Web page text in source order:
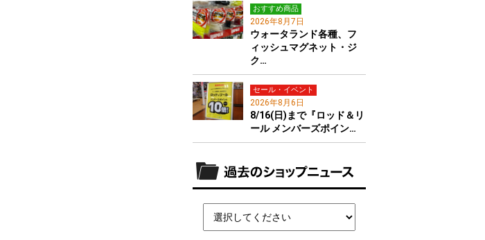
おすすめ商品
2026年8月7日
ウォータランド各種、フ
ィッシュマグネット・ジ
ク…
セール・イベント
2026年8月6日
8/16(日)まで『ロッド＆リ
ール メンバーズポイン…